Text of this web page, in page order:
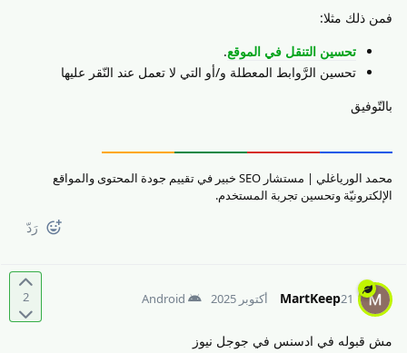
فمن ذلك مثلا:
تحسين التنقل في الموقع.
تحسين الرَّوابط المعطلة و/أو التي لا تعمل عند النّقر عليها
بالتّوفيق
محمد الورياغلي | مستشار SEO خبير في تقييم جودة المحتوى والمواقع
الإلكترونيّة وتحسين تجربة المستخدم.
رَدّ
2 MartKeep21 أكتوبر 2025 Android
مش قبوله في ادسنس في جوجل نيوز